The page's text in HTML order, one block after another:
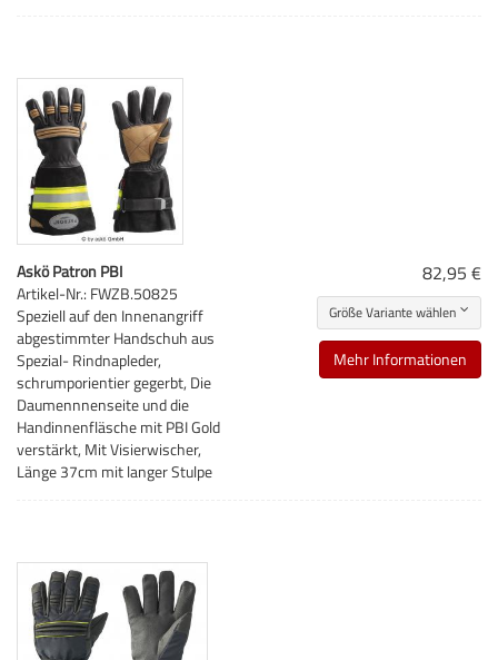
Askö Patron PBI
Artikel-Nr.: FWZB.50825
Speziell auf den Innenangriff
abgestimmter Handschuh aus
Spezial- Rindnapleder,
schrumporientier gegerbt, Die
Daumennnenseite und die
Handinnenfläsche mit PBI Gold
verstärkt, Mit Visierwischer,
Länge 37cm mit langer Stulpe
82,95 €
Größe Variante wählen
Mehr Informationen